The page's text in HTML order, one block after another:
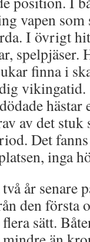
vapen
I övrigt
spelpjäser.
finna i
hästar
av det
Det
inga
år senare
den första
sätt.